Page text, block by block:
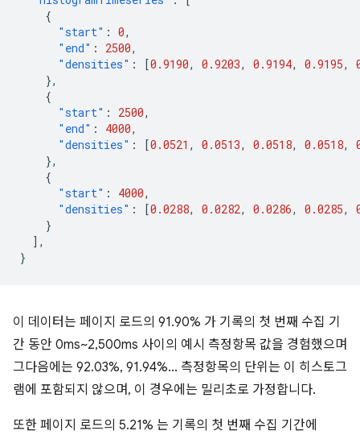
{
"start" : 0,
"end" : 2500,
"densities" : [0.9190, 0.9203, 0.9194, 0.9195,
},
{
"start" : 2500,
"end" : 4000,
"densities" : [0.0521 , 0.0513, 0.0518, 0.0518,
},
{
"start" : 4000,
"densities" : [0.0288, 0.0282, 0.0286, 0.0285,
}
],
}
이 데이터는 페이지 로드의 91.90% 가 기록의 첫 번째 수집 기
간 동안 0ms~2,500ms 사이의 예시 측정항목 값을 경험했으며
그다음에는 92.03%, 91.94%... 측정항목의 단위는 이 히스토그
램에 포함되지 않으며, 이 경우에는 밀리초로 가정합니다.
또한 페이지 로드의 5.21% 는 기록의 첫 번째 수집 기간에